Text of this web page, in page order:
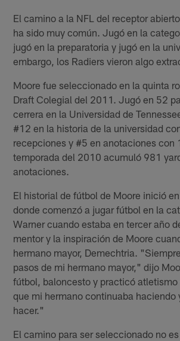
El camino a la NFL del receptor
ha sido muy común. Jugó en la
jugó en la preparatoria y jugó en la
embargo, los Radiers vieron algo
Moore fue seleccionado en la quinta
Draft Colegial del 2011. Jugó en 52
cerrera en la Universidad de
#12 en la historia de la universidad
recepciones y #5 en anotaciones con
temporada del 2010 acumuló 981
anotaciones.
El historial de fútbol de Moore inició
donde comenzó a jugar fútbol en la
Warner cuando estaba en tercer año
mentor y la inspiración de Moore
hermano mayor, Demechtria.
pasos de mi hermano mayor," dijo
fútbol, baloncesto y practicó atletismo
que mi hermano continuaba haciendo
hacer."
El camino para ser seleccionado no